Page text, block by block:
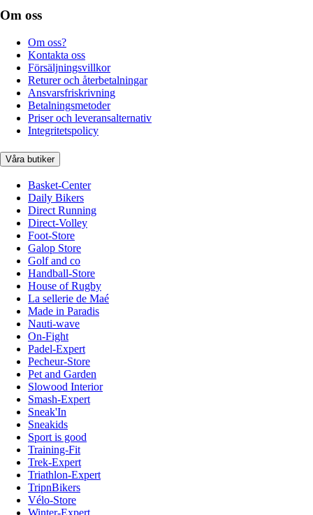
Om oss
Om oss?
Kontakta oss
Försäljningsvillkor
Returer och återbetalningar
Ansvarsfriskrivning
Betalningsmetoder
Priser och leveransalternativ
Integritetspolicy
Våra butiker
Basket-Center
Daily Bikers
Direct Running
Direct-Volley
Foot-Store
Galop Store
Golf and co
Handball-Store
House of Rugby
La sellerie de Maé
Made in Paradis
Nauti-wave
On-Fight
Padel-Expert
Pecheur-Store
Pet and Garden
Slowood Interior
Smash-Expert
Sneak'In
Sneakids
Sport is good
Training-Fit
Trek-Expert
Triathlon-Expert
TripnBikers
Vélo-Store